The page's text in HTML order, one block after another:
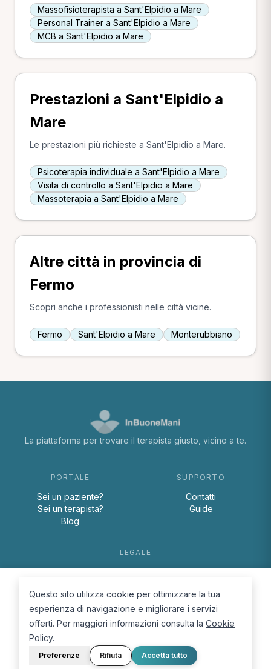
Massofisioterapista a Sant'Elpidio a Mare
Personal Trainer a Sant'Elpidio a Mare
MCB a Sant'Elpidio a Mare
Prestazioni a Sant'Elpidio a
Mare
Le prestazioni più richieste a Sant'Elpidio a Mare.
Psicoterapia individuale a Sant'Elpidio a Mare
Visita di controllo a Sant'Elpidio a Mare
Massoterapia a Sant'Elpidio a Mare
Altre città in provincia di
Fermo
Scopri anche i professionisti nelle città vicine.
Fermo Sant'Elpidio a Mare Monterubbiano
La piattaforma per trovare il terapista giusto, vicino a te.
PORTALE
Sei un paziente?
Sei un terapista?
Blog
SUPPORTO
Contatti
Guide
LEGALE
Cookie Policy
Questo sito utilizza cookie per ottimizzare la tua
esperienza di navigazione e migliorare i servizi
offerti. Per maggiori informazioni consulta la Cookie
Policy.
Preferenze Rifiuta Accetta tutto